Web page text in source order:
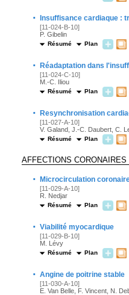
· Insuffisance cardiaque :
[11-024-B-10]
P. Gibelin
Résumé Plan
· Réadaptation dans
[11-024-C-10]
M.-C. Iliou
Résumé Plan
· Resynchronisation
[11-027-A-10]
V. Galand, J.-C. Daubert, C.
Résumé Plan
AFFECTIONS CORONAIRES
· Microcirculation
[11-029-A-10]
R. Nedjar
Résumé Plan
· Viabilité myocardique
[11-029-B-10]
M. Lévy
Résumé Plan
· Angine de poitrine stable
[11-030-A-10]
E. Van Belle, F. Vincent, N.